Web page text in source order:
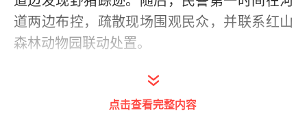
道两边布控，疏散现场围观民众，并联系红山
森林动物园联动处置。
经4针麻醉后，野猪被成功制服，并送往南京
红山森林动物园进行后续处理。
点击查看完整内容